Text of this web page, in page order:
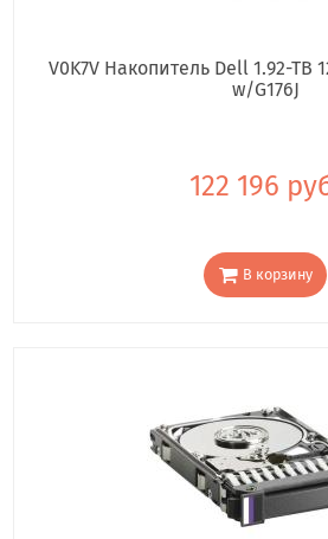
V0K7V Накопитель Dell 1.92-TB
w/G176J
122 196
В корзину